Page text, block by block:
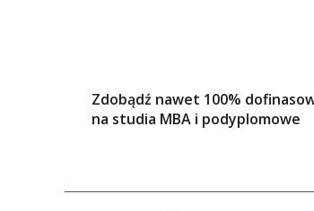
Zdobądź nawet 100%
na studia MBA i podyplomowe